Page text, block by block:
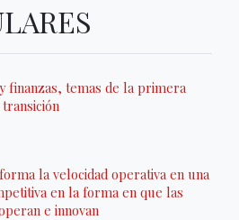
finanzas, temas de la primera
la velocidad operativa en una
en la forma en que las
e innovan